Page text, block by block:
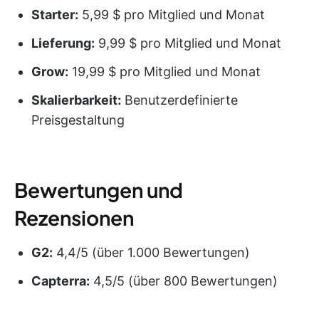
Starter: 5,99 $ pro Mitglied und Monat
Lieferung: 9,99 $ pro Mitglied und Monat
Grow: 19,99 $ pro Mitglied und Monat
Skalierbarkeit: Benutzerdefinierte
Preisgestaltung
Bewertungen und
Rezensionen
G2: 4,4/5 (über 1.000 Bewertungen)
Capterra: 4,5/5 (über 800 Bewertungen)